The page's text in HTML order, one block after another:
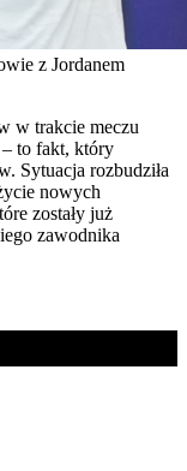
z Jordanem
w trakcie meczu
to fakt, który
Sytuacja rozbudziła
nowych
zostały już
zawodnika